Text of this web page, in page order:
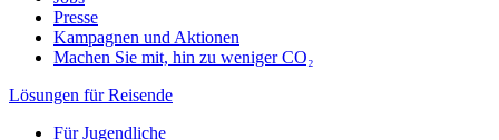
Presse
Kampagnen und Aktionen
Machen Sie mit, hin zu weniger CO₂
Lösungen für Reisende
Für Jugendliche